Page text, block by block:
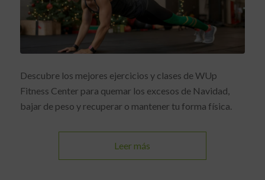
Descubre los mejores ejercicios y clases de WUp
Fitness Center para quemar los excesos de Navidad,
bajar de peso y recuperar o mantener tu forma física.
Leer más